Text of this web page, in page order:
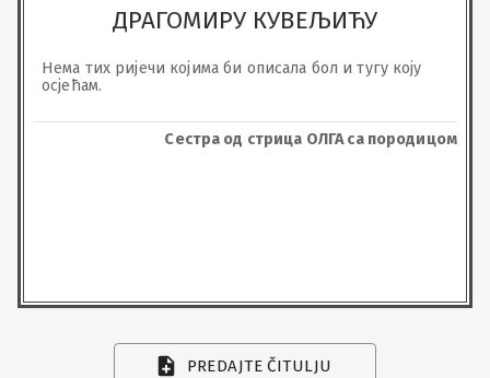
ДРАГОМИРУ КУВЕЉИЋУ
Нема тих ријечи којима би описала бол и тугу коју
осјећам.
Сестра од стрица ОЛГА са породицом
PREDAJTE ČITULJU